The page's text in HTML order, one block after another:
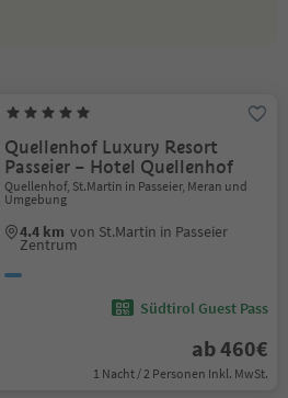
Quellenhof Luxury Resort
Passeier – Hotel Quellenhof
Quellenhof, St.Martin in Passeier, Meran und
Umgebung
4.4 km von St.Martin in Passeier
Zentrum
Südtirol Guest Pass
ab 460€
1 Nacht / 2 Personen Inkl. MwSt.